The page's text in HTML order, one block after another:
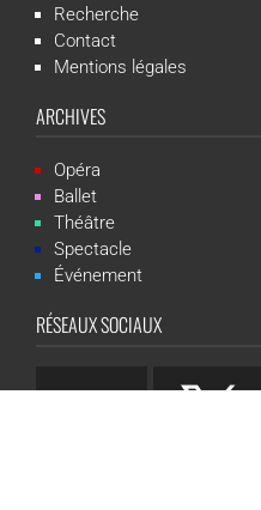
Recherche
Contact
Mentions légales
ARCHIVES
Opéra
Ballet
Théâtre
Spectacle
Événement
RÉSEAUX SOCIAUX